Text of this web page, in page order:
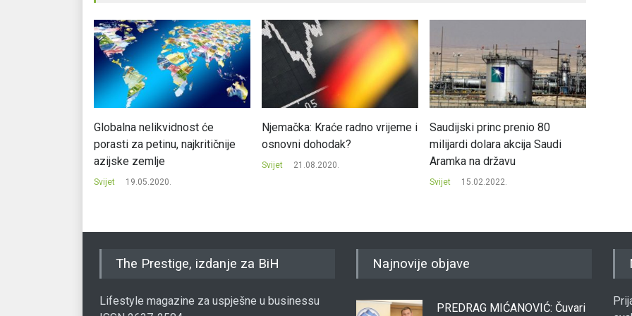
Globalna nelikvidnost će
porasti za petinu, najkritičnije
azijske zemlje
Svijet 19.05.2020.
Njemačka: Kraće radno vrijeme i
osnovni dohodak?
Svijet 21.08.2020.
Saudijski princ prenio 80
milijardi dolara akcija Saudi
Aramka na državu
Svijet 15.02.2022.
The Prestige, izdanje za BiH
Lifestyle magazine za uspješne u businessu
Najnovije objave
PREDRAG MIĆANOVIĆ: Čuvari